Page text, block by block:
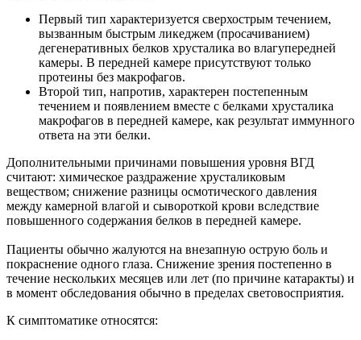
Первый тип характеризуется сверхострым течением,
вызванным быстрым ликеджем (просачиванием)
дегенеративных белков хрусталика во влагупередней
камеры. В передней камере присутствуют только
протеины без макрофагов.
Второй тип, напротив, характерен постепенным
течением и появлением вместе с белками хрусталика
макрофагов в передней камере, как результат иммунного
ответа на эти белки.
Дополнительными причинами повышения уровня ВГД
считают: химическое раздражение хрусталиковым
веществом; снижение разницы осмотического давления
между камерной влагой и сывороткой крови вследствие
повышенного содержания белков в передней камере.
Пациенты обычно жалуются на внезапную острую боль и
покраснение одного глаза. Снижение зрения постепенно в
течение нескольких месяцев или лет (по причине катаракты) и
в момент обследования обычно в пределах световосприятия.
К симптоматике относятся: